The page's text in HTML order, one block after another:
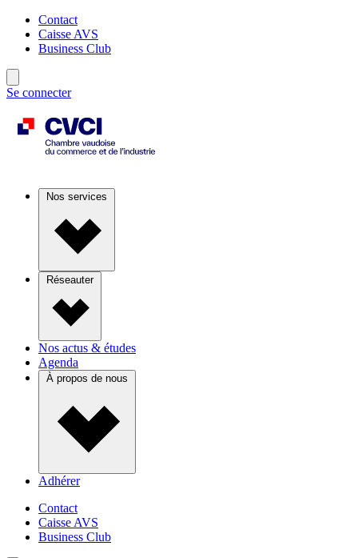
Contact
Caisse AVS
Business Club
Se connecter
Nos services
Réseauter
Nos actus & études
Agenda
À propos de nous
Adhérer
Contact
Caisse AVS
Business Club